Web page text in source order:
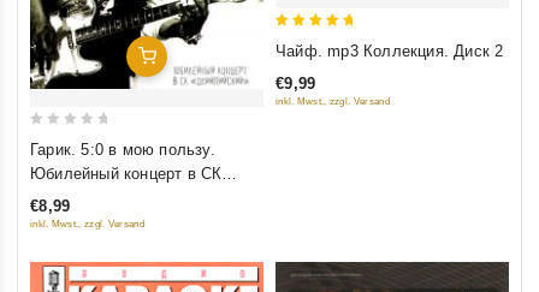
Добавить В Корзину
out
5
Гарик. 5:0 в мою пользу.
Юбилейный концерт в СК
"Олимпийский"
€8,99
inkl. Mwst., zzgl. Versand
out of 5
Чайф. mp3 Коллекция. Диск 2
€9,99
inkl. Mwst., zzgl. Versand